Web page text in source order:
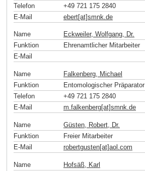
Telefon
+49 721 175 2840
E-Mail
ebert[at]smnk de
Name
Eckweiler, Wolfgang, Dr.
Funktion
Ehrenamtlicher Mitarbeiter
E-Mail
Name
Falkenberg, Michael
Funktion
Entomologischer Präparator
Telefon
+49 721 175 2840
E-Mail
m.falkenberg[at]smnk.de
Name
Güsten, Robert, Dr.
Funktion
Freier Mitarbeiter
E-Mail
robertgusten[at]aol .com
Name
Hofsäß, Karl